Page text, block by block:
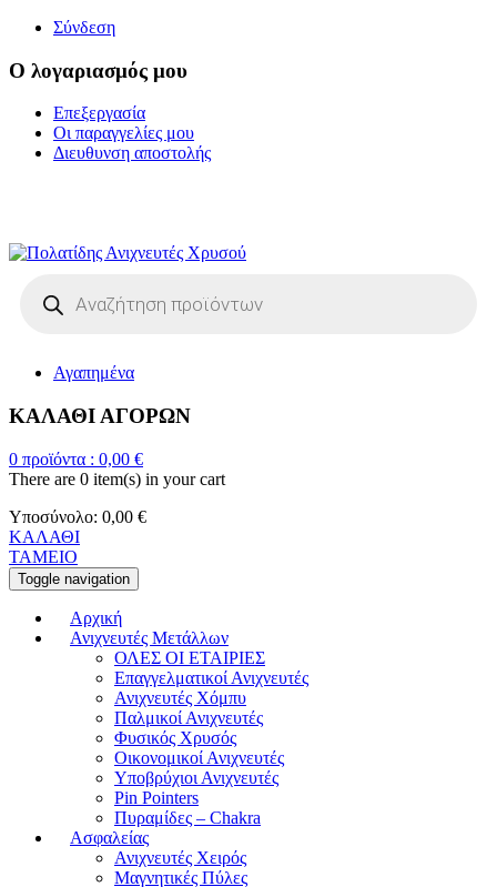
Σύνδεση
Ο λογαριασμός μου
Επεξεργασία
Οι παραγγελίες μου
Διευθυνση αποστολής
search
Αγαπημένα
ΚΑΛΑΘΙ ΑΓΟΡΩΝ
0 προϊόντα : 0,00 €
There are 0 item(s) in your cart
Υποσύνολο: 0,00 €
ΚΑΛΑΘΙ
ΤΑΜΕΙΟ
Toggle navigation
Αρχική
Ανιχνευτές Μετάλλων
ΟΛΕΣ ΟΙ ΕΤΑΙΡΙΕΣ
Επαγγελματικοί Ανιχνευτές
Ανιχνευτές Χόμπυ
Παλμικοί Ανιχνευτές
Φυσικός Χρυσός
Οικονομικοί Ανιχνευτές
Υποβρύχιοι Ανιχνευτές
Pin Pointers
Πυραμίδες – Chakra
Ασφαλείας
Ανιχνευτές Χειρός
Μαγνητικές Πύλες